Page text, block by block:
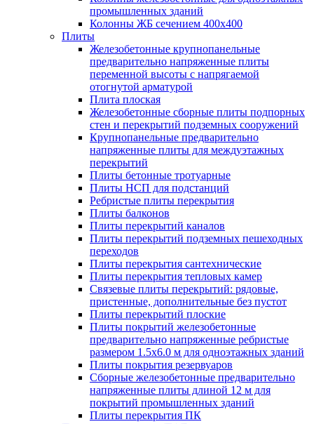
промышленных зданий
Колонны ЖБ сечением 400х400
Плиты
Железобетонные крупнопанельные
предварительно напряженные плиты
переменной высоты с напрягаемой
отогнутой арматурой
Плита плоская
Железобетонные сборные плиты подпорных
стен и перекрытий подземных сооружений
Крупнопанельные предварительно
напряженные плиты для междуэтажных
перекрытий
Плиты бетонные тротуарные
Плиты НСП для подстанций
Ребристые плиты перекрытия
Плиты балконов
Плиты перекрытий каналов
Плиты перекрытий подземных пешеходных
переходов
Плиты перекрытия сантехнические
Плиты перекрытия тепловых камер
Связевые плиты перекрытий: рядовые,
пристенные, дополнительные без пустот
Плиты перекрытий плоские
Плиты покрытий железобетонные
предварительно напряженные ребристые
размером 1.5х6.0 м для одноэтажных зданий
Плиты покрытия резервуаров
Сборные железобетонные предварительно
напряженные плиты длиной 12 м для
покрытий промышленных зданий
Плиты перекрытия ПК